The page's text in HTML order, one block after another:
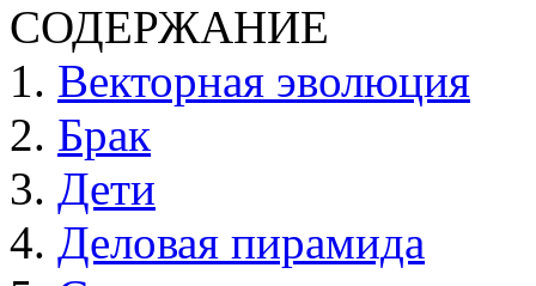
СОДЕРЖАНИЕ
1. Векторная эволюция
2. Брак
3. Дети
4. Деловая пирамида